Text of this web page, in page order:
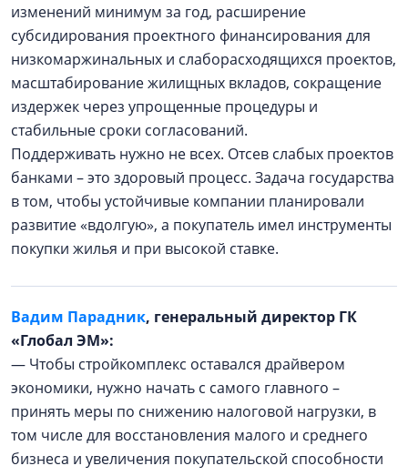
изменений минимум за год, расширение
субсидирования проектного финансирования для
низкомаржинальных и слаборасходящихся проектов,
масштабирование жилищных вкладов, сокращение
издержек через упрощенные процедуры и
стабильные сроки согласований.
Поддерживать нужно не всех. Отсев слабых проектов
банками – это здоровый процесс. Задача государства
в том, чтобы устойчивые компании планировали
развитие «вдолгую», а покупатель имел инструменты
покупки жилья и при высокой ставке.
Вадим Парадник, генеральный директор ГК
«Глобал ЭМ»:
— Чтобы стройкомплекс оставался драйвером
экономики, нужно начать с самого главного –
принять меры по снижению налоговой нагрузки, в
том числе для восстановления малого и среднего
бизнеса и увеличения покупательской способности